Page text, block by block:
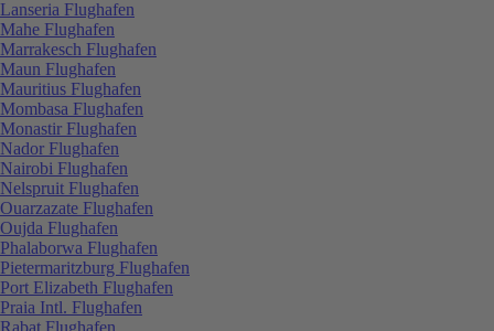
Lanseria Flughafen
Mahe Flughafen
Marrakesch Flughafen
Maun Flughafen
Mauritius Flughafen
Mombasa Flughafen
Monastir Flughafen
Nador Flughafen
Nairobi Flughafen
Nelspruit Flughafen
Ouarzazate Flughafen
Oujda Flughafen
Phalaborwa Flughafen
Pietermaritzburg Flughafen
Port Elizabeth Flughafen
Praia Intl. Flughafen
Rabat Flughafen